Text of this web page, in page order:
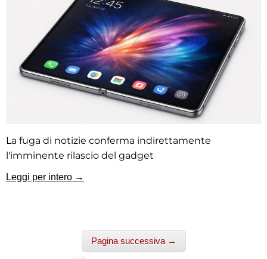
La fuga di notizie conferma indirettamente
l'imminente rilascio del gadget
Leggi per intero →
Pagina successiva →